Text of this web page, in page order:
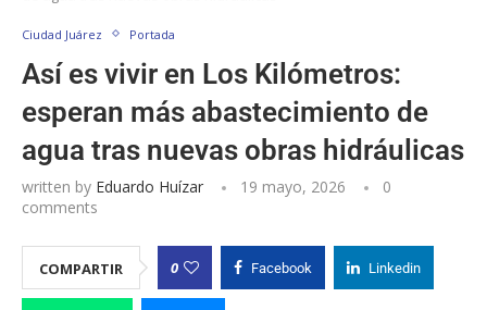
Ciudad Juárez Portada
Así es vivir en Los Kilómetros:
esperan más abastecimiento de
agua tras nuevas obras hidráulicas
written by Eduardo Huízar 19 mayo, 2026
0
comments
COMPARTIR 0 Facebook Linkedin